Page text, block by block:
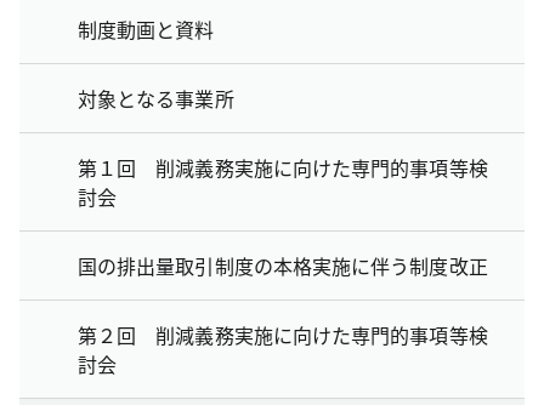
制度動画と資料
対象となる事業所
第１回 削減義務実施に向けた専門的事項等検
討会
国の排出量取引制度の本格実施に伴う制度改正
第２回 削減義務実施に向けた専門的事項等検
討会